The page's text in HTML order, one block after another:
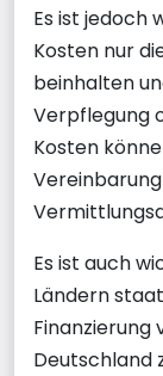
Es ist jedoch
Kosten nur
beinhalten
Verpflegung
Kosten
Es ist auch
Ländern
Finanzierung
Deutschland